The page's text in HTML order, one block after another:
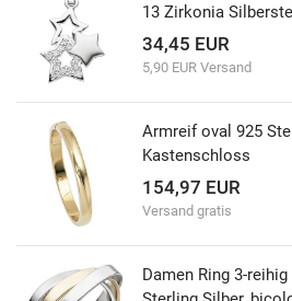
13 Zirkonia
34,45 EUR
5,90 EUR Versand
Armreif oval 925
Kastenschloss
154,97 EUR
Versand gratis
Damen Ring 3-